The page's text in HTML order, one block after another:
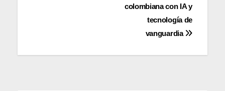
colombiana con IA y
tecnología de
vanguardia